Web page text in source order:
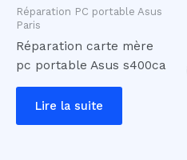
Réparation PC portable Asus
Paris
Réparation carte mère
pc portable Asus s400ca
Lire la suite